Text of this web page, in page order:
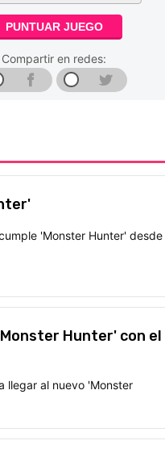
PUNTUAR JUEGO
Compartir en redes:
'Monster Hunter' desde
Hunter' con el
llegar al nuevo 'Monster